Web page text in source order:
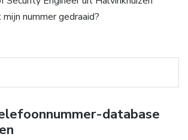
nummer gedraaid?
database